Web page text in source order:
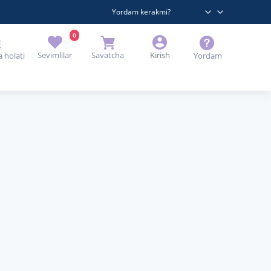
Yordam kerakmi?
holati Sevimlilar
0
Savatcha Kirish Yordam